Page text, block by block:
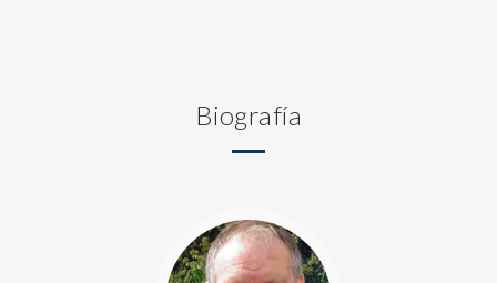
Biografía